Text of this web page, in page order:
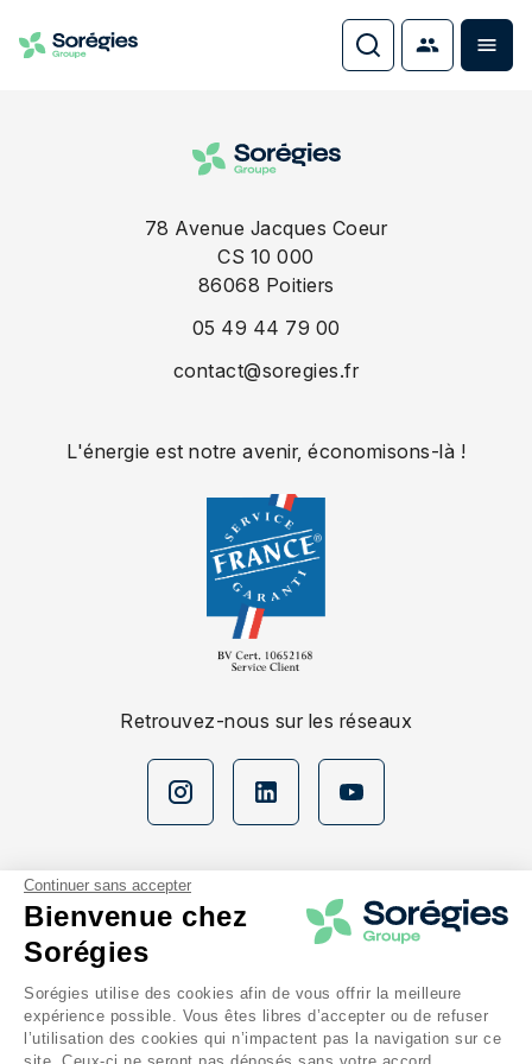
Continuer sans accepter
Bienvenue chez
Sorégies
Sorégies utilise des cookies afin de vous offrir la meilleure
expérience possible. Vous êtes libres d’accepter ou de refuser
l’utilisation des cookies qui n’impactent pas la navigation sur ce
site. Ceux-ci ne seront pas déposés sans votre accord.
78 Avenue Jacques Coeur
CS 10 000
86068 Poitiers
05 49 44 79 00
contact@soregies.fr
Nos espaces
En savoir plus
Retrouvez-nous sur les réseaux
L'énergie est notre avenir, économisons-là !